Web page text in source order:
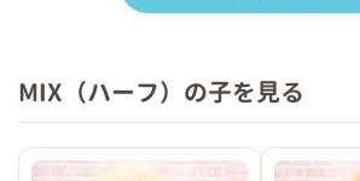
MIX（ハーフ）の子を見る